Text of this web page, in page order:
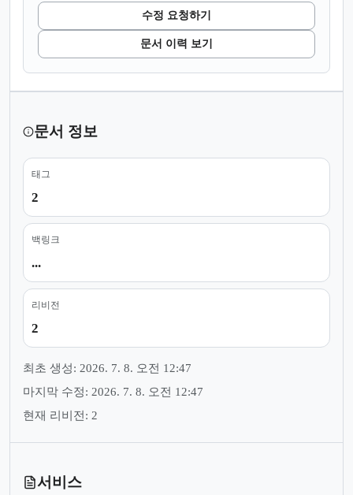
수정 요청하기
문서 이력 보기
문서 정보
태그
2
백링크
...
리비전
2
최초 생성: 2026. 7. 8. 오전 12:47
마지막 수정: 2026. 7. 8. 오전 12:47
현재 리비전: 2
서비스